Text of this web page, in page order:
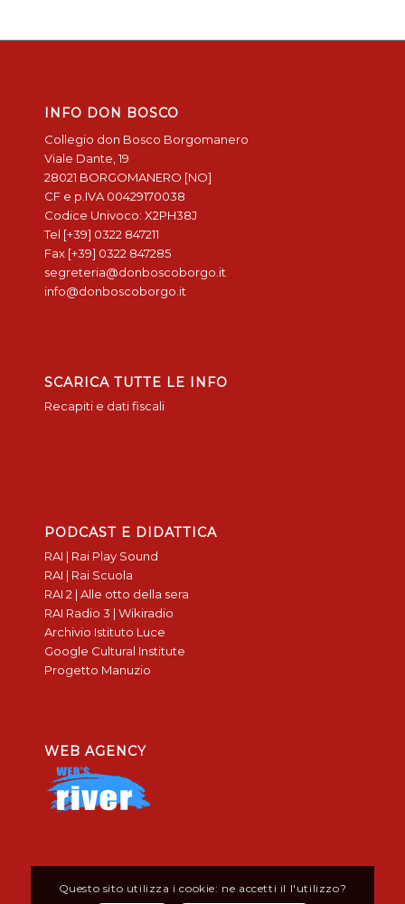
INFO DON BOSCO
Collegio don Bosco Borgomanero
Viale Dante, 19
28021 BORGOMANERO [NO]
CF e p.IVA 00429170038
Codice Univoco: X2PH38J
Tel [+39] 0322 847211
Fax [+39] 0322 847285
segreteria@donboscoborgo.it
info@donboscoborgo.it
SCARICA TUTTE LE INFO
Recapiti e dati fiscali
PODCAST E DIDATTICA
RAI | Rai Play Sound
RAI | Rai Scuola
RAI 2 | Alle otto della sera
RAI Radio 3 | Wikiradio
Archivio Istituto Luce
Google Cultural Institute
Progetto Manuzio
WEB AGENCY
Questo sito utilizza i cookie: ne accetti il l'utilizzo?